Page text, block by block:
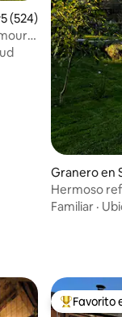
promedio:
5 (524)
Granero en
at Cliffe
Hermoso
acantilados
Familiar ·
Favorito
Favorito